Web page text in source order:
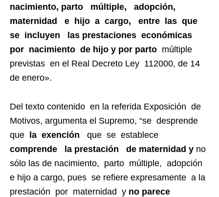
nacimiento, parto múltiple, adopción,
maternidad e hijo a cargo, entre las que
se incluyen las prestaciones económicas
por nacimiento de hijo y por parto múltiple
previstas en el Real Decreto Ley 112000, de 14
de enero».
Del texto contenido en la referida Exposición de
Motivos, argumenta el Supremo, “se desprende
que la exención
que se establece
comprende la prestación de maternidad y no
sólo las de nacimiento, parto múltiple, adopción
e hijo a cargo, pues se refiere expresamente a la
prestación por maternidad y no parece